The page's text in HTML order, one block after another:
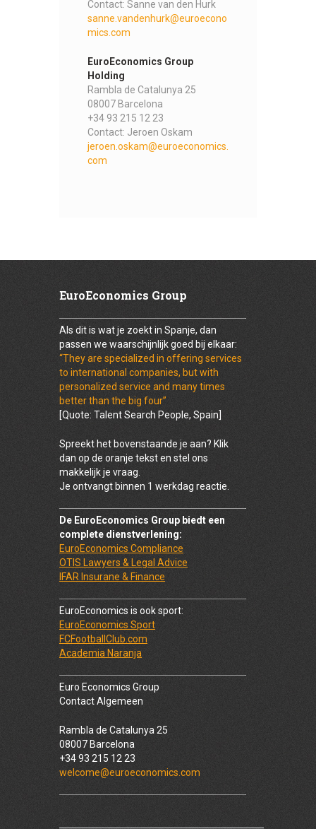
Contact: Sanne van den Hurk
sanne.vandenhurk@euroecono
mics.com
EuroEconomics Group
Holding
Rambla de Catalunya 25
08007 Barcelona
+34 93 215 12 23
Contact: Jeroen Oskam
jeroen.oskam@euroeconomics.
com
EuroEconomics Group
Als dit is wat je zoekt in Spanje, dan
passen we waarschijnlijk goed bij elkaar:
“They are specialized in offering services
to international companies, but with
personalized service and many times
better than the big four”
[Quote: Talent Search People, Spain]
Spreekt het bovenstaande je aan? Klik
dan op de oranje tekst en stel ons
makkelijk je vraag.
Je ontvangt binnen 1 werkdag reactie.
De EuroEconomics Group biedt een
complete dienstverlening:
EuroEconomics Compliance
OTIS Lawyers & Legal Advice
IFAR Insurane & Finance
EuroEconomics is ook sport:
EuroEconomics Sport
FCFootballClub.com
Academia Naranja
Euro Economics Group
Contact Algemeen
Rambla de Catalunya 25
08007 Barcelona
+34 93 215 12 23
welcome@euroeconomics.com